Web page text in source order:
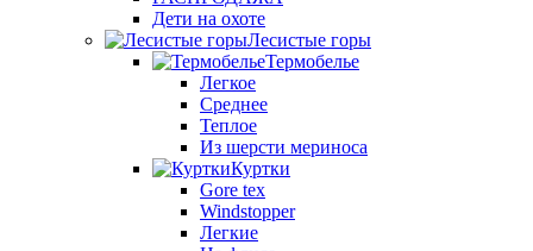
Дети на охоте
Лесистые горы
Термобелье
Легкое
Среднее
Теплое
Из шерсти мериноса
Куртки
Gore tex
Windstopper
Легкие